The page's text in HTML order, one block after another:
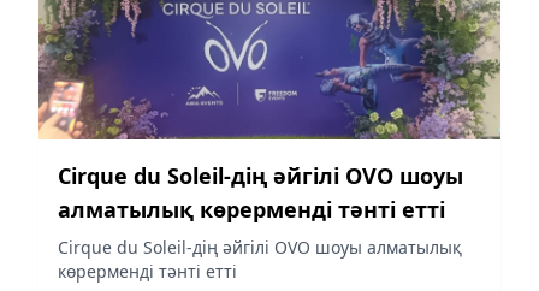
Cirque du Soleil-дің әйгілі OVO шоуы
алматылық көрерменді тәнті етті
Cirque du Soleil-дің әйгілі OVO шоуы алматылық
көрерменді тәнті етті